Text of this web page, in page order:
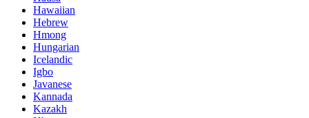
Hawaiian
Hebrew
Hmong
Hungarian
Icelandic
Igbo
Javanese
Kannada
Kazakh